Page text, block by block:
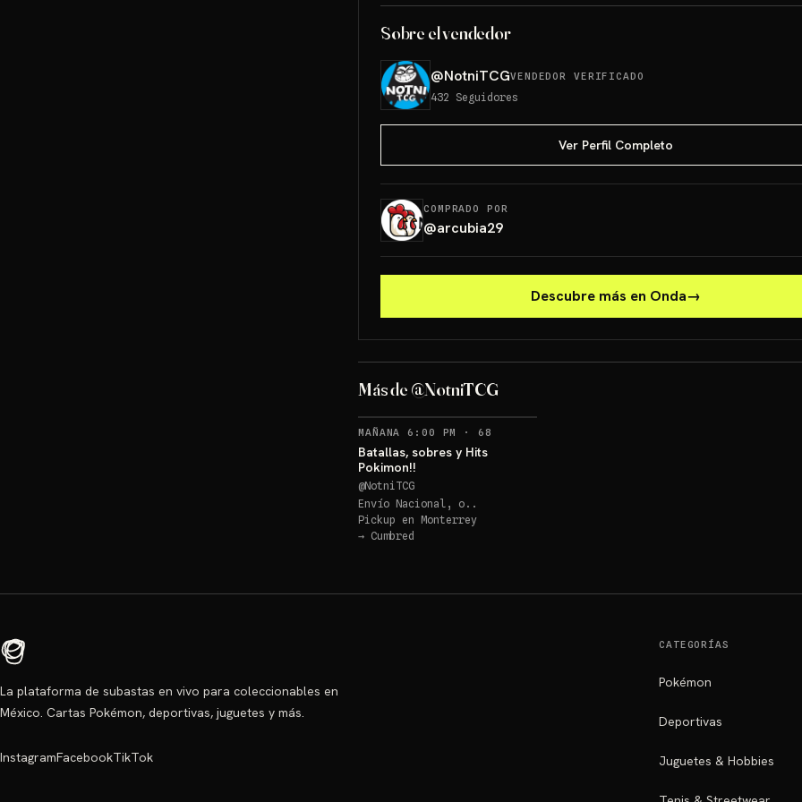
Sobre el vendedor
@NotniTCGVENDEDOR VERIFICADO
432 Seguidores
Ver Perfil Completo
COMPRADO POR
@arcubia29
Descubre más en Onda→
Más de @NotniTCG
Los 3 de Kanto 30
MAÑANA 6:00 PM · 68
Batallas, sobres y Hits
Pokimon!!
@NotniTCG
Envío Nacional, o..
Pickup en Monterrey
→ Cumbred
La plataforma de subastas en vivo para coleccionables en
México. Cartas Pokémon, deportivas, juguetes y más.
InstagramFacebookTikTok
CATEGORÍAS
Pokémon
Deportivas
Juguetes & Hobbies